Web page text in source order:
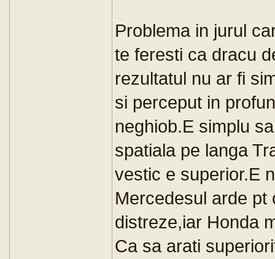
Problema in jurul
te feresti ca dracu
rezultatul nu ar fi
si perceput in
neghiob.E simplu
spatiala pe langa
vestic e superior.E
Mercedesul arde
distreze,iar Honda
Ca sa arati